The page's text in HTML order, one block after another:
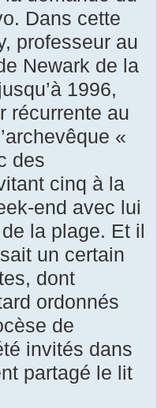
Dans cette
professeur au
Newark de la
1996,
récurrente au
«
des
cinq à la
end avec lui
la plage. Et il
un certain
dont
ordonnés
de
invités dans
partagé le lit